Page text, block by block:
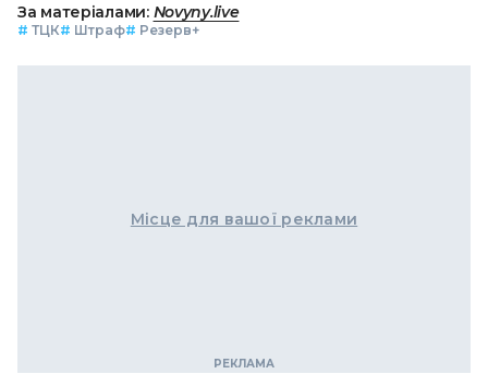
За матеріалами: Novyny.live
# ТЦК# Штраф# Резерв+
Місце для вашої реклами